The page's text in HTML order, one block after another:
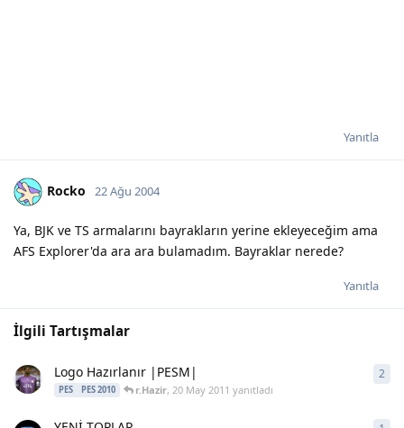
Yanıtla
Rocko 22 Ağu 2004
Ya, BJK ve TS armalarını bayrakların yerine ekleyeceğim ama
AFS Explorer'da ara ara bulamadım. Bayraklar nerede?
Yanıtla
İlgili Tartışmalar
Logo Hazırlanır |PESM|
PES PES 2010 r.Hazir, 20 May 2011 yanıtladı
2